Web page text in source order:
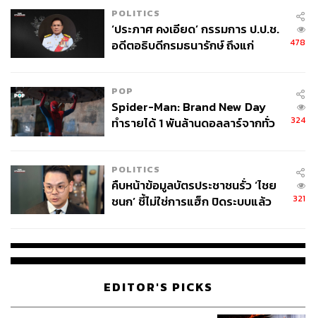
POLITICS
‘ประภาศ คงเอียด’ กรรมการ ป.ป.ช.
อดีตอธิบดีกรมธนารักษ์ ถึงแก่
478
POP
Spider-Man: Brand New Day
ทำรายได้ 1 พันล้านดอลลาร์จากทั่ว
324
POLITICS
คืบหน้าข้อมูลบัตรประชาชนรั่ว ‘ไชย
ชนก’ ชี้ไม่ใช่การแฮ็ก ปิดระบบแล้ว
321
EDITOR'S PICKS